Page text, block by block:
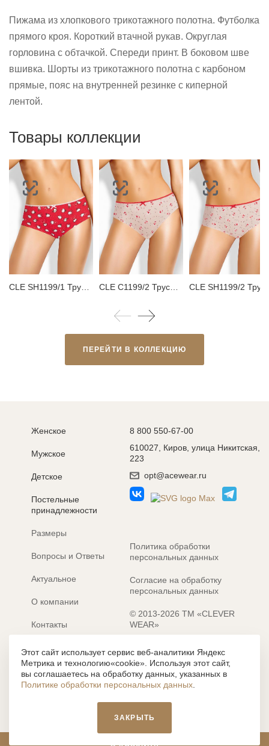
Пижама из хлопкового трикотажного полотна. Футболка
прямого кроя. Короткий втачной рукав. Округлая
горловина с обтачкой. Спереди принт. В боковом шве
вшивка. Шорты из трикотажного полотна с карбоном
прямые, пояс на внутренней резинке с киперной
лентой.
Товары коллекции
ПЕРЕЙТИ В КОЛЛЕКЦИЮ
Женское
Мужское
Детское
Постельные
принадлежности
Размеры
Вопросы и Ответы
Актуальное
О компании
Контакты
Электронные каталоги
8 800 550-67-00
610027, Киров, улица Никитская,
223
opt@acewear.ru
Политика обработки
персональных данных
Согласие на обработку
персональных данных
© 2013-2026 ТМ «CLEVER
WEAR»
Разработка сайта: MACHAON
Все содержание, представленное или отраженное на сайте
https://clever-style.ru, включая, но не ограничиваясь, текстом,
графикой, фотографиями, иллюстрациями и т.д., являются
объектами авторского права, использование которых, без
письменного разрешения администрации и без активной
влечет наложение ответственности с действующим
Этот сайт использует сервис веб-аналитики Яндекс
Метрика и технологию«cookie». Используя этот сайт,
вы соглашаетесь на обработку данных, указанных в
Политике обработки персональных данных
ЗАКРЫТЬ